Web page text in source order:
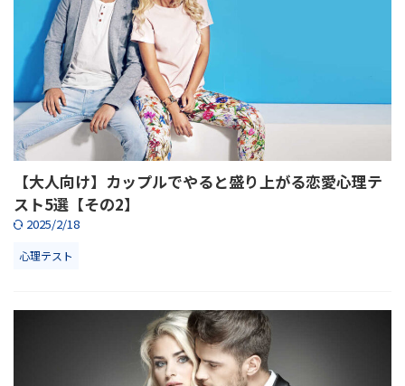
【大人向け】カップルでやると盛り上がる恋愛心理テ
スト5選【その2】
2025/2/18
心理テスト